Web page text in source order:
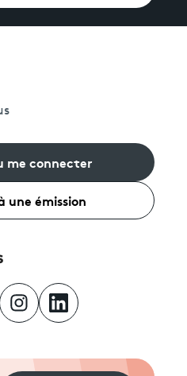
me connecter
une émission